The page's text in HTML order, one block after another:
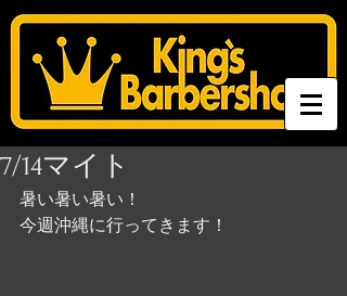
7/14マイト
暑い暑い暑い！
今週沖縄に行ってきます！